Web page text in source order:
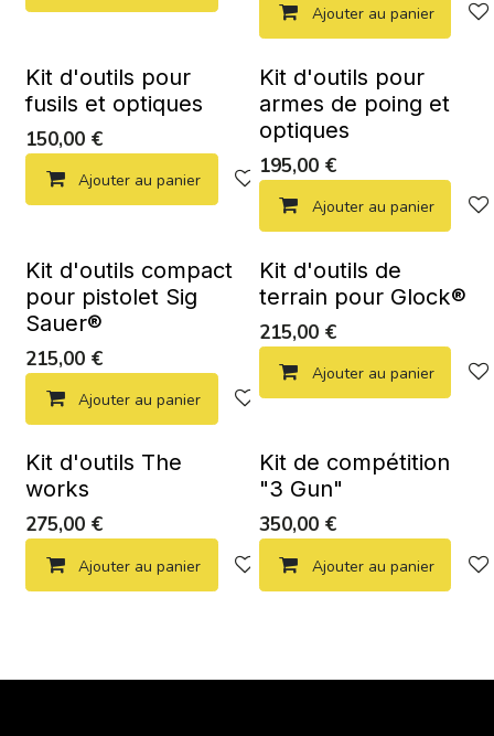
Ajouter au panier
Kit d'outils pour
fusils et optiques
150,00 €
Ajouter au panier Ajouter à la liste de souhaits
Kit d'outils pour
armes de poing et
optiques
195,00€
Ajouter au panier
Kit d'outils compact
pour pistolet Sig
Sauer®
215,00 €
Ajouter au panier Ajouter à la liste de souhaits
Kit d'outils de
terrain pour Glock®
215,00€
Ajouter au panier
Kit d'outils The
works
275,00 €
Ajouter au panier Ajouter à la liste de souhaits
Kit de compétition
"3 Gun"
350,00€
Ajouter au panier